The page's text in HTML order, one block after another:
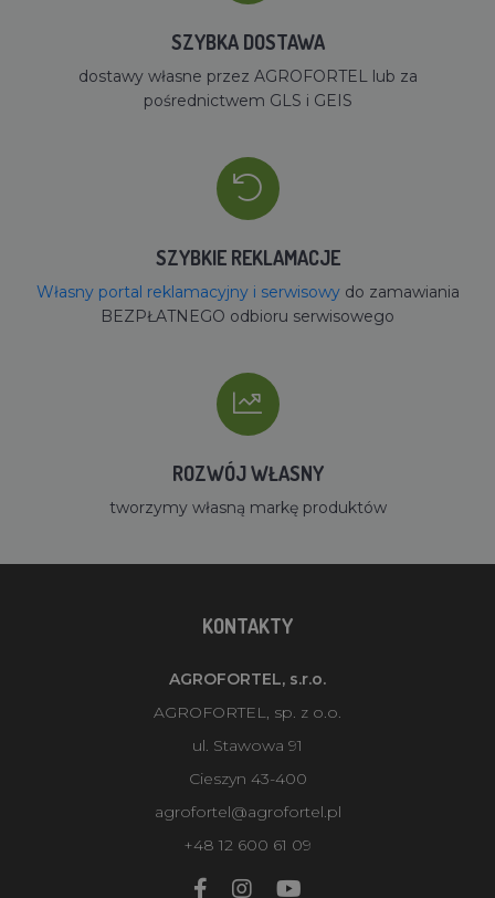
SZYBKA DOSTAWA
dostawy własne przez AGROFORTEL lub za
pośrednictwem GLS i GEIS
SZYBKIE REKLAMACJE
Własny portal reklamacyjny i serwisowydo zamawiania
BEZPŁATNEGO odbioru serwisowego
ROZWÓJ WŁASNY
tworzymy własną markę produktów
KONTAKTY
AGROFORTEL, s.r.o.
AGROFORTEL, sp. z o.o.
ul. Stawowa 91
Cieszyn 43-400
agrofortel@agrofortel.pl
+48 12 600 61 09